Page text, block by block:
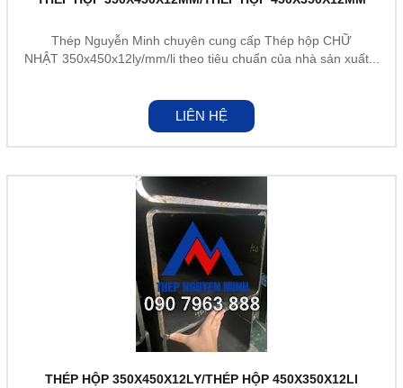
Thép Nguyễn Minh chuyên cung cấp Thép hộp CHỮ
NHẬT 350x450x12ly/mm/li theo tiêu chuẩn của nhà sản xuất...
LIÊN HỆ
THÉP HỘP 350X450X12LY/THÉP HỘP 450X350X12LI